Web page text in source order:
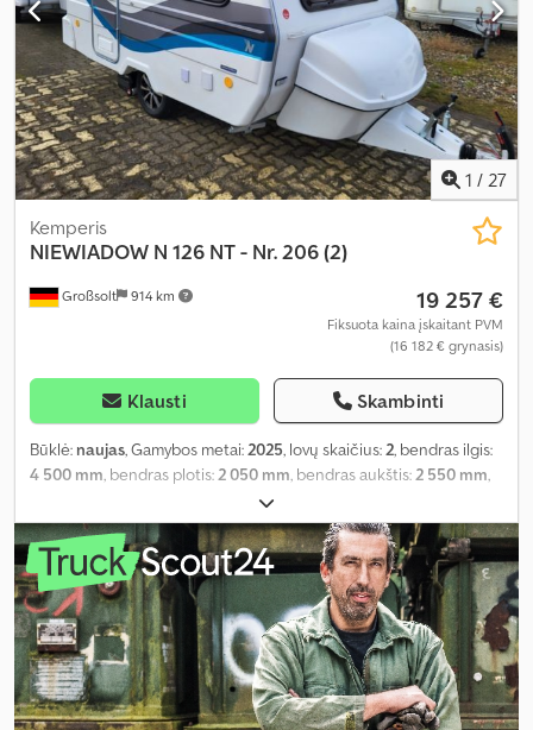
1 / 27
Großsolt 914 km
Kemperis
NIEWIADOW N 126 NT - Nr. 206 (2)
19 257 €
Fiksuota kaina įskaitant PVM
(16 182 € grynasis)
Klausti Skambinti
Būklė: naujas, Gamybos metai:2025, lovų skaičius:2, bendras ilgis:
4 500 mm, bendras plotis:2 050 mm, bendras aukštis:2 550 mm,
, bendras svoris:
autonominis šildytuvas, vonios kambarys,